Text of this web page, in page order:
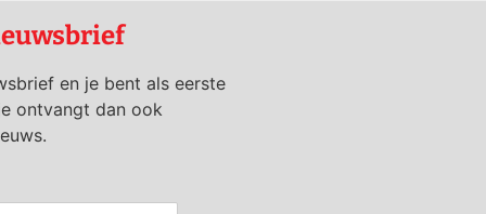
en je bent als eerste
ontvangt dan ook